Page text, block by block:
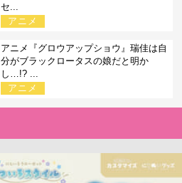
セ...
アニメ
アニメ『グロウアップショウ』瑞佳は自
分がブラックロータスの娘だと明か
し…!? ...
アニメ